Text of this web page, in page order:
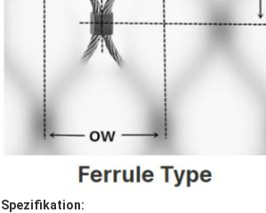
Spezifikation: